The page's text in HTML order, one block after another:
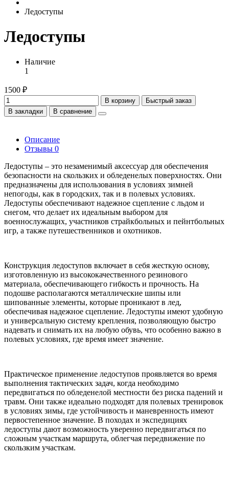
Ледоступы
Ледоступы
Наличие
1
1500 ₽
В корзину
Быстрый заказ
В закладки
В сравнение
Описание
Отзывы 0
Ледоступы – это незаменимый аксессуар для обеспечения
безопасности на скользких и обледенелых поверхностях. Они
предназначены для использования в условиях зимней
непогоды, как в городских, так и в полевых условиях.
Ледоступы обеспечивают надежное сцепление с льдом и
снегом, что делает их идеальным выбором для
военнослужащих, участников страйкбольных и пейнтбольных
игр, а также путешественников и охотников.
Конструкция ледоступов включает в себя жесткую основу,
изготовленную из высококачественного резинового
материала, обеспечивающего гибкость и прочность. На
подошве располагаются металлические шипы или
шипованные элементы, которые проникают в лед,
обеспечивая надежное сцепление. Ледоступы имеют удобную
и универсальную систему крепления, позволяющую быстро
надевать и снимать их на любую обувь, что особенно важно в
полевых условиях, где время имеет значение.
Практическое применение ледоступов проявляется во время
выполнения тактических задач, когда необходимо
передвигаться по обледенелой местности без риска падений и
травм. Они также идеально подходят для полевых тренировок
в условиях зимы, где устойчивость и маневренность имеют
первостепенное значение. В походах и экспедициях
ледоступы дают возможность уверенно передвигаться по
сложным участкам маршрута, облегчая передвижение по
скользким участкам.